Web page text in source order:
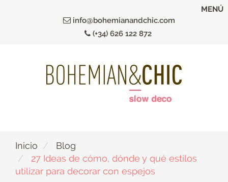
info@bohemianandchic.com
(+34) 626 122 872
MENÚ
Inicio
Blog
27 Ideas de cómo, dónde y qué estilos
utilizar para decorar con espejos